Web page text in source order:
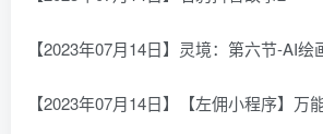
【2023年07月14日】灵境：第六节-AI绘
【2023年07月14日】【左佣小程序】万